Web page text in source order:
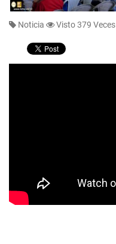
Noticia Visto 379 Veces